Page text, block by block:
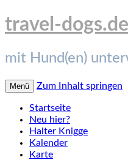
travel-dogs.de
mit Hund(en)
Menü Zum Inhalt springen
Startseite
Neu hier?
Halter Knigge
Kalender
Karte